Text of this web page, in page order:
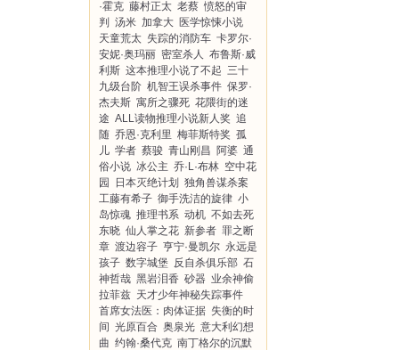
·霍克 藤村正太 老蔡 愤怒的审
判
汤米 加拿大 医学惊悚小说
天童荒太 失踪的消防车 卡罗尔·
安妮·奥玛丽 密室杀人 布鲁斯·威
利斯 这本推理小说了不起 三十
九级台阶 机智王误杀事件 保罗·
杰夫斯 寓所之骤死 花隈街的迷
途 ALL读物推理小说新人奖 追
随 乔恩·克利里 梅菲斯特奖 孤
儿 学者 蔡骏 青山刚昌 阿婆 通
俗小说 冰公主 乔·L·布林 空中花
园
日本灭绝计划
独角兽谋杀案
工藤有希子 御手洗洁的旋律 小
岛惊魂 推理书系 动机 不如去死
东晓 仙人掌之花 新参者 罪之断
章 渡边容子 亨宁·曼凯尔 永远是
孩子 数字城堡 反自杀俱乐部 石
神哲哉 黑岩泪香 砂器 业余神偷
拉菲兹 天才少年神秘失踪事件
首席女法医：肉体证据 失衡的时
间 光原百合 奥泉光 意大利幻想
曲 约翰·桑代克 南丁格尔的沉默